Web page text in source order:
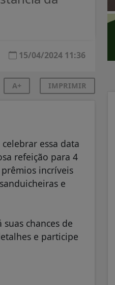
15/04/2024 11:36
A+ IMPRIMIR
essa data
refeição para 4
prêmios incríveis
e
chances de
e participe